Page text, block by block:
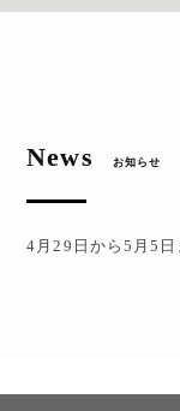
News お知らせ
4月29日から5月5日